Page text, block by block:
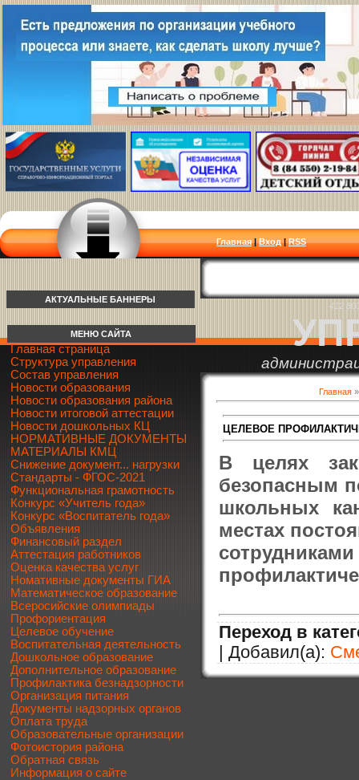
Главная |Вход|RSS
412
АКТУАЛЬНЫЕ БАННЕРЫ
Главная
ЦЕЛЕВОЕ
В целях
безопасным
школьных
местах
Переход в
| Добавил(а):
МЕНЮ САЙТА
Главная страница
Структура управления
Состав управления
Новости образования
Новости образования района
Новости итоговой аттестации
Новости дошкольных КЦ
НОРМАТИВНЫЕ ДОКУМЕНТЫ
МАТЕРИАЛЫ КМЦ
Снижение документ... нагрузки
Стандарты - ФГОС-2021
Функциональная грамотность
Конкурс «Учитель года»
Конкурс «Воспитатель года»
Объявления
Финансовый раздел
Аттестация работников
Оценка качества услуг
Номативные документы ГИА
Математическое образование
Всеросийские олимпиады
Профориентация
Целевое обучение
Воспитательная деятельность
Дошкольное образование
Дополнительное образование
Профилактика безнадзорности
Организация питания
Документы надзорных органов
Оплата труда
Образовательные организации
Фотоистория района
Обратная связь
Информация о сайте